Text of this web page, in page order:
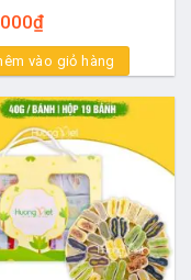
₫
vào giỏ hàng